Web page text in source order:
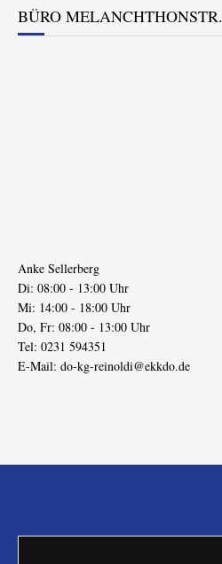
BÜRO MELANCHTHONSTR.
Anke Sellerberg
Di: 08:00 - 13:00 Uhr
Mi: 14:00 - 18:00 Uhr
Do, Fr: 08:00 - 13:00 Uhr
Tel: 0231 594351
E-Mail: do-kg-reinoldi@ekkdo.de